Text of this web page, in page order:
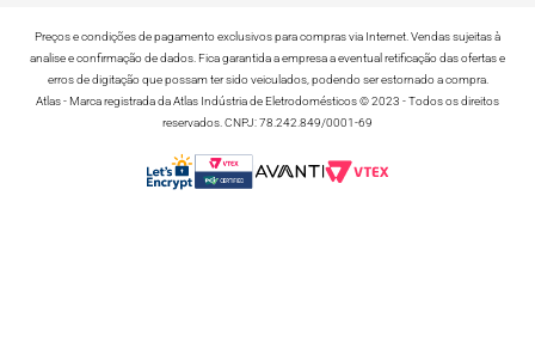
Preços e condições de pagamento exclusivos para compras via Internet. Vendas sujeitas à
analise e confirmação de dados. Fica garantida a empresa a eventual retificação das ofertas e
erros de digitação que possam ter sido veiculados, podendo ser estornado a compra.
Atlas - Marca registrada da Atlas Indústria de Eletrodomésticos © 2023 - Todos os direitos
reservados. CNPJ: 78.242.849/0001-69